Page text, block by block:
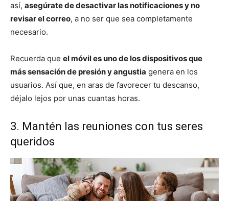
así, asegúrate de desactivar las notificaciones y no
revisar el correo, a no ser que sea completamente
necesario.
Recuerda que el móvil es uno de los dispositivos que
más sensación de presión y angustia genera en los
usuarios. Así que, en aras de favorecer tu descanso,
déjalo lejos por unas cuantas horas.
3. Mantén las reuniones con tus seres
queridos